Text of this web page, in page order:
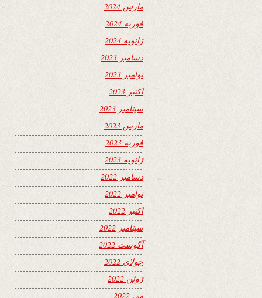
مارس 2024
فوریه 2024
ژانویه 2024
دسامبر 2023
نوامبر 2023
اکتبر 2023
سپتامبر 2023
مارس 2023
فوریه 2023
ژانویه 2023
دسامبر 2022
نوامبر 2022
اکتبر 2022
سپتامبر 2022
آگوست 2022
جولای 2022
ژوئن 2022
می 2022